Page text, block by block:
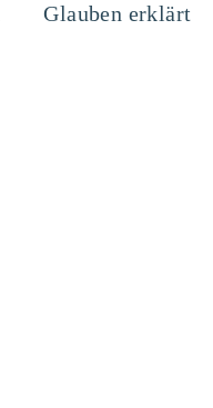
Glauben erklärt